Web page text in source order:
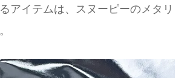
アイテムは、スヌーピーのメタリ